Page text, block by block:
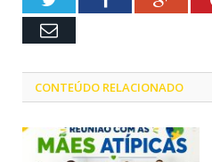
Email
CONTEÚDO RELACIONADO